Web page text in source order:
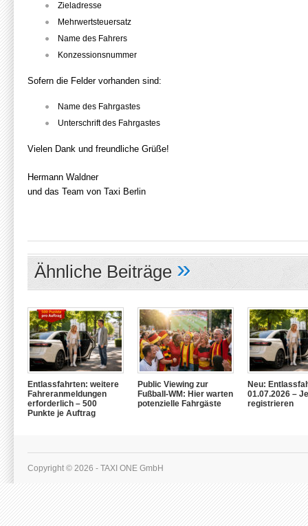
Zieladresse
Mehrwertsteuersatz
Name des Fahrers
Konzessionsnummer
Sofern die Felder vorhanden sind:
Name des Fahrgastes
Unterschrift des Fahrgastes
Vielen Dank und freundliche Grüße!
Hermann Waldner
und das Team von Taxi Berlin
Ähnliche Beiträge »
Entlassfahrten: weitere
Fahreranmeldungen
erforderlich – 500
Punkte je Auftrag
Public Viewing zur
Fußball-WM: Hier warten
potenzielle Fahrgäste
Neu:
01.07.2026 –
registrieren
Copyright © 2026 - TAXI ONE GmbH